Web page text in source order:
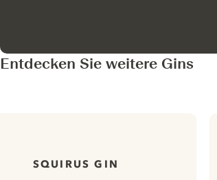
Entdecken Sie weitere Gins
SQUIRUS GIN